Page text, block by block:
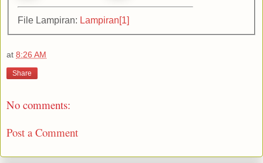
File Lampiran: Lampiran[1]
at 8:26 AM
Share
No comments:
Post a Comment